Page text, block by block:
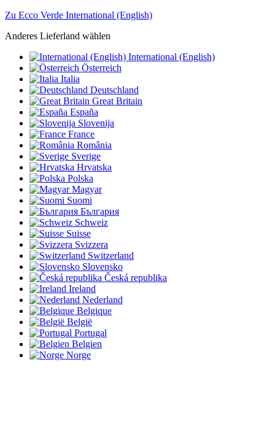
Zu Ecco Verde International (English)
Anderes Lieferland wählen
International (English)
Österreich
Italia
Deutschland
Great Britain
España
Slovenija
France
România
Sverige
Hrvatska
Polska
Magyar
Suomi
България
Schweiz
Suisse
Svizzera
Switzerland
Slovensko
Česká republika
Ireland
Nederland
Belgique
België
Portugal
Belgien
Norge